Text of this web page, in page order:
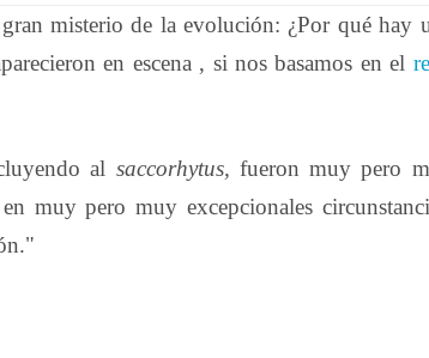
misterio de la evolución: ¿Por qué hay
en escena , si nos basamos en el
al saccorhytus, fueron muy pero
muy pero muy excepcionales